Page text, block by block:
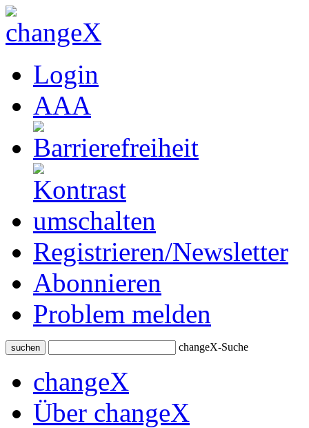
Login
AAA
Registrieren/Newsletter
Abonnieren
Problem melden
suchen changeX-Suche
changeX
Über changeX